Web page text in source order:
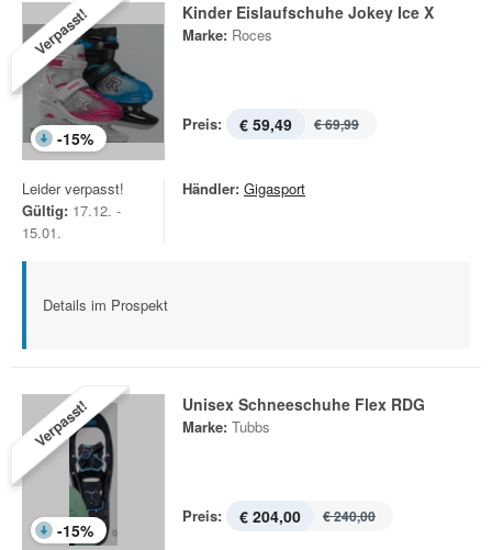
Verpasst!
-15%
Kinder Eislaufschuhe Jokey Ice X
Marke: Roces
Preis: € 59,49 € 69,99
Leider verpasst!
Gültig: 17.12. -
15.01.
Händler: Gigasport
Details im Prospekt
Verpasst!
-15%
Unisex Schneeschuhe Flex RDG
Marke: Tubbs
Preis: € 204,00 € 240,00